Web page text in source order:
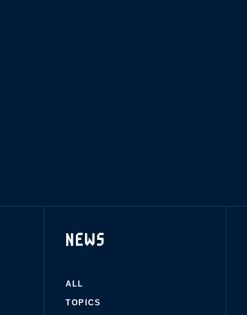
NEWS
ALL
TOPICS